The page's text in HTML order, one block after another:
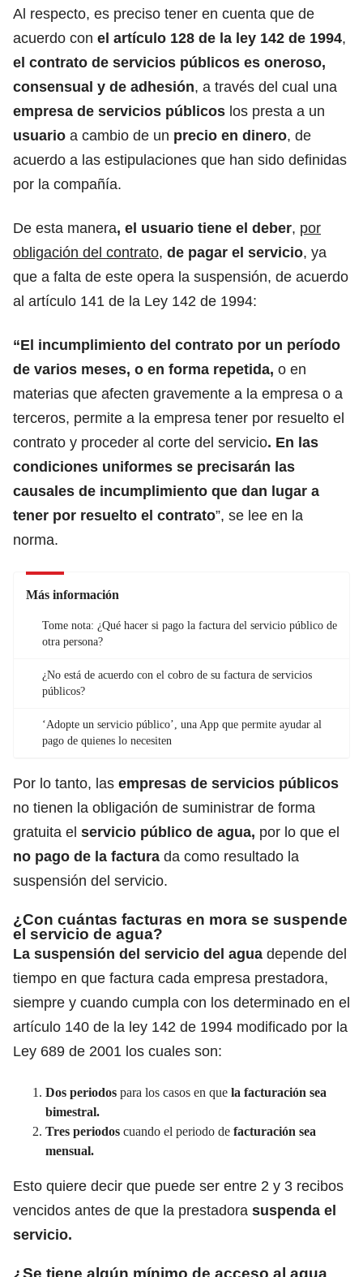
Al respecto, es preciso tener en cuenta que de
acuerdo con el artículo 128 de la ley 142 de 1994,
el contrato de servicios públicos es oneroso,
consensual y de adhesión, a través del cual una
empresa de servicios públicos los presta a un
usuario a cambio de un precio en dinero, de
acuerdo a las estipulaciones que han sido definidas
por la compañía.
De esta manera, el usuario tiene el deber, por
obligación del contrato, de pagar el servicio, ya
que a falta de este opera la suspensión, de acuerdo
al artículo 141 de la Ley 142 de 1994:
“El incumplimiento del contrato por un período
de varios meses, o en forma repetida, o en
materias que afecten gravemente a la empresa o a
terceros, permite a la empresa tener por resuelto el
contrato y proceder al corte del servicio. En las
condiciones uniformes se precisarán las
causales de incumplimiento que dan lugar a
tener por resuelto el contrato”, se lee en la
norma.
Más información
Tome nota: ¿Qué hacer si pago la factura del servicio público de
otra persona?
¿No está de acuerdo con el cobro de su factura de servicios
públicos?
‘Adopte un servicio público’, una App que permite ayudar al
pago de quienes lo necesiten
Por lo tanto, las empresas de servicios públicos
no tienen la obligación de suministrar de forma
gratuita el servicio público de agua, por lo que el
no pago de la factura da como resultado la
suspensión del servicio.
¿Con cuántas facturas en mora se suspende
el servicio de agua?
La suspensión del servicio del agua depende del
tiempo en que factura cada empresa prestadora,
siempre y cuando cumpla con los determinado en el
artículo 140 de la ley 142 de 1994 modificado por la
Ley 689 de 2001 los cuales son:
Dos periodos para los casos en que la facturación sea
bimestral.
Tres periodos cuando el periodo de facturación sea
mensual.
Esto quiere decir que puede ser entre 2 y 3 recibos
vencidos antes de que la prestadora suspenda el
servicio.
¿Se tiene algún mínimo de acceso al agua